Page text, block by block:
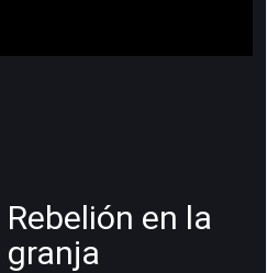
Rebelión en la
granja